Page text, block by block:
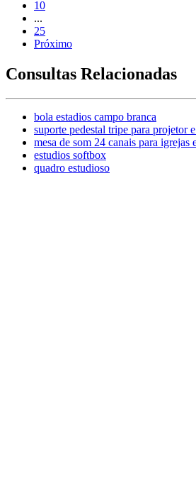
10
...
25
Próximo
Consultas Relacionadas
bola estadios campo branca
suporte pedestal tripe para projetor
mesa de som 24 canais para igrejas
estudios softbox
quadro estudioso